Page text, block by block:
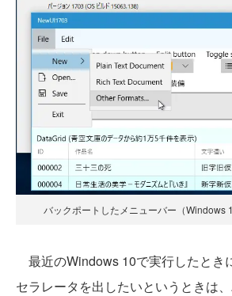
バックポートしたメニューバー（Windows
最近のWindows 10で実行したとき
セラレータを出したいというときは